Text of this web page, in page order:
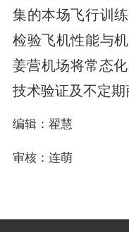
集的本场飞行训
检验飞机性能与
姜营机场将常态化
技术验证及不定期
编辑：翟慧
审核：连萌